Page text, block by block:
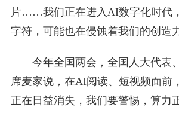
片……我们正在进入AI数字化时代
字符，可能也在侵蚀着我们的创造力
今年全国两会，全国人大代表
席麦家说，在AI阅读、短视频面前
正在日益消失，我们要警惕，算力